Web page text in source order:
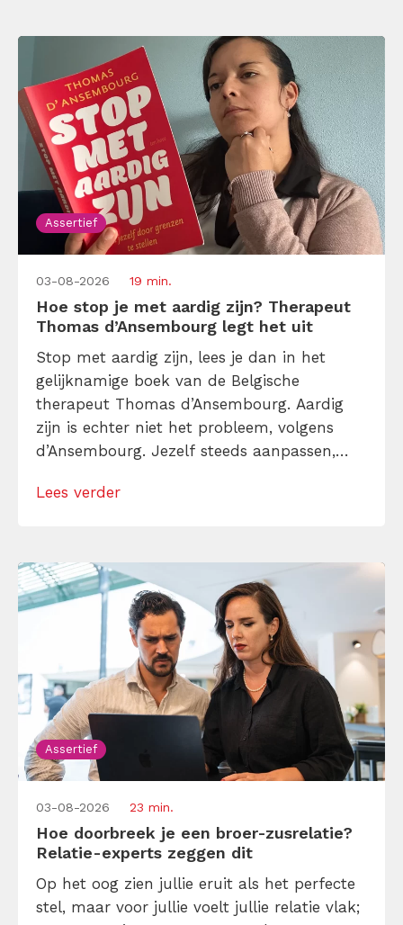
Assertief
03-08-2026 19 min.
Hoe stop je met aardig zijn? Therapeut
Thomas d’Ansembourg legt het uit
Stop met aardig zijn, lees je dan in het
gelijknamige boek van de Belgische
therapeut Thomas d’Ansembourg. Aardig
zijn is echter niet het probleem, volgens
d’Ansembourg. Jezelf steeds aanpassen,
planning laten ontsporen, dát kost tijd,
eigen werk […]
Lees verder
Assertief
03-08-2026 23 min.
Hoe doorbreek je een broer-zusrelatie?
Relatie-experts zeggen dit
Op het oog zien jullie eruit als het perfecte
stel, maar voor jullie voelt jullie relatie vlak;